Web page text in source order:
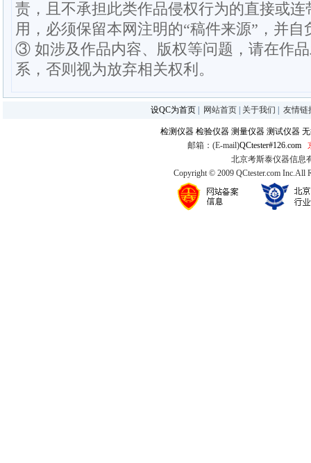
责，且不承担此类作品侵权行为的直接或
用，必须保留本网注明的“稿件来源”，并
③ 如涉及作品内容、版权等问题，请在作
系，否则视为放弃相关权利。
设QC为首页 网站首页 关于我们 友情链
检测仪器 检验仪器 测量仪器 测试仪器
邮箱：(E-mail)QCtester#126.com
北京考斯泰仪器信息
Copyright © 2009 QCtester.com Inc.All